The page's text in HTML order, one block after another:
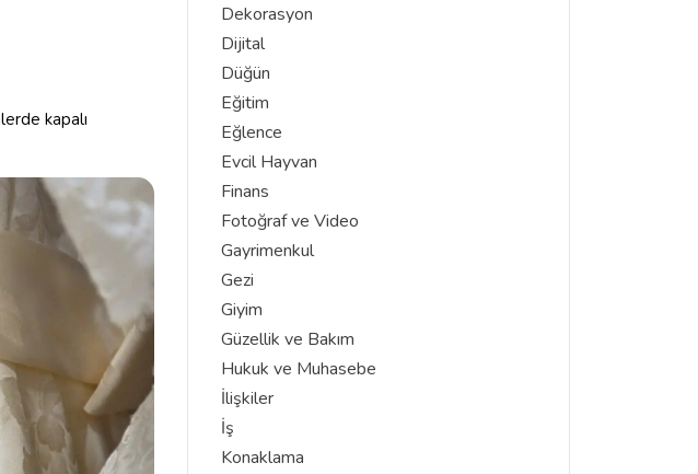
kapalı
Dekorasyon
Dijital
Düğün
Eğitim
Eğlence
Evcil Hayvan
Finans
Fotoğraf ve Video
Gayrimenkul
Gezi
Giyim
Güzellik ve Bakım
Hukuk ve Muhasebe
İlişkiler
İş
Konaklama